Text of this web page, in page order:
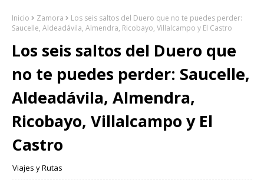
Inicio Zamora
Los seis saltos del Duero que no te puedes perder:
Saucelle, Aldeadávila, Almendra, Ricobayo, Villalcampo y El Castro
Los seis saltos del Duero que
no te puedes perder: Saucelle,
Aldeadávila, Almendra,
Ricobayo, Villalcampo y El
Castro
Viajes y Rutas